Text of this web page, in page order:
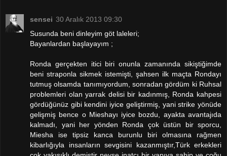
sensei 30 Aralık 2013 09:30
Susunda beni dinleyim göt laleleri;
Bayanlardan başlayayım ;
Ronda gerçekten itici biri onunla zamanında sikiştiğimde
beni straponla sikmek istemişti, şahsen ilk maçta Rondayı
tutmuş olsamda tanımıyordum, sonradan gördüm ki Ruhsal
problemleri olan yarrak delisi bir kadınmış, Ronda kahpesi
gördüğünüz gibi kendini iyice geliştirmiş, yani strike yönüde
gelişmiş bence o Mieshayı iyice bozdu, ayakta avantajıda
kalmadı, yani her yönden Ronda çok üstün bir sporcu,
Miesha ise tipsiz kanca burunlu biri olmasına rağmen
kibarlığıyla insanların sevgisini kazanmıştır,Türk erkekleri